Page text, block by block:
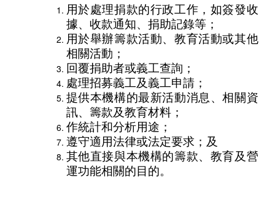
用於處理捐款的行政工作，如簽發收
據、收款通知、捐助記錄等；
用於舉辦籌款活動、教育活動或其他
相關活動；
回覆捐助者或義工查詢；
處理招募義工及義工申請；
提供本機構的最新活動消息、相關資
訊、籌款及教育材料；
作統計和分析用途；
遵守適用法律或法定要求；及
其他直接與本機構的籌款、教育及營
運功能相關的目的。